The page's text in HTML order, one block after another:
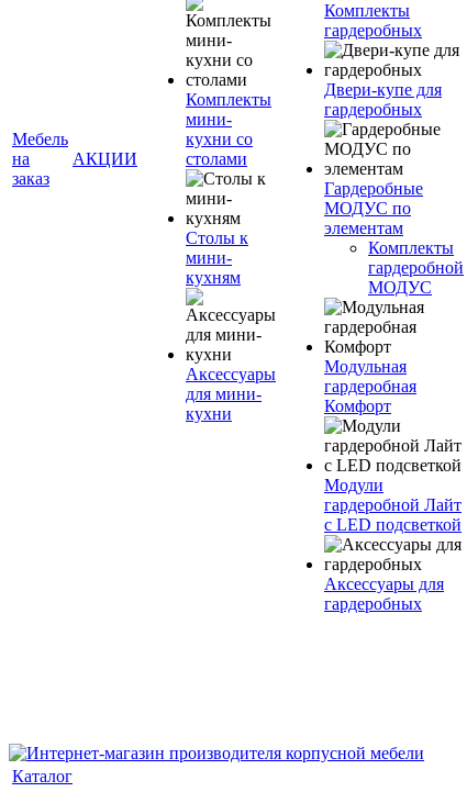
Мебель
на
заказ
АКЦИИ
Комплекты
мини-
кухни со
столами
Столы к
мини-
кухням
Аксессуары
для мини-
кухни
Комплекты
гардеробных
Двери-купе для
гардеробных
Гардеробные
МОДУС по
элементам
Комплекты
гардеробной
МОДУС
Модульная
гардеробная
Комфорт
Модули
гардеробной Лайт
с LED подсветкой
Аксессуары для
гардеробных
Каталог